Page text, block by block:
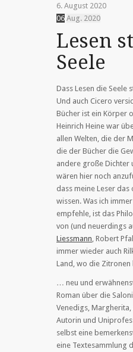
6. August 2020
06 Aug. 2020
Lesen
Seele
Dass Lesen die Seele
Und auch Cicero
Bücher ist ein Körper
Heinrich Heine war
allen Welten, die der
die der Bücher die
andere große Dichter
wären hier noch
dass meine Leser
wissen. Was ich
empfehle, ist das
von (und neuerdings
Liessmann , Robert
immer wieder auch
Land, wo die
… neu und
Roman über die
Venedigs,
Autorin und
selbst eine
eine Textesammlung